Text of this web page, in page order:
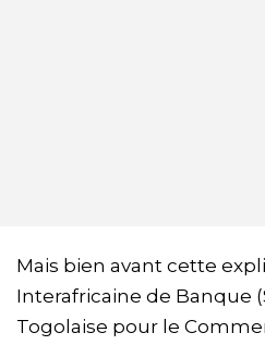
Mais bien avant cette
Interafricaine de Banque
Togolaise pour le